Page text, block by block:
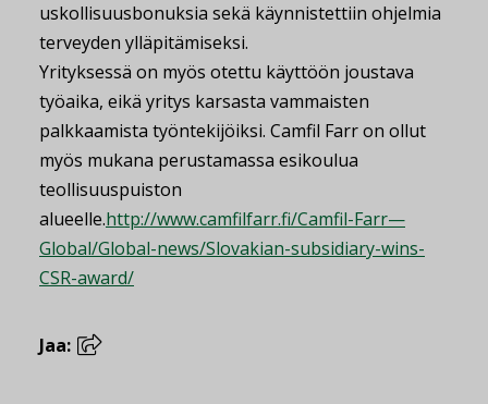
uskollisuusbonuksia sekä käynnistettiin ohjelmia
terveyden ylläpitämiseksi.
Yrityksessä on myös otettu käyttöön joustava
työaika, eikä yritys karsasta vammaisten
palkkaamista työntekijöiksi. Camfil Farr on ollut
myös mukana perustamassa esikoulua
teollisuuspuiston
alueelle.http://www.camfilfarr.fi/Camfil-Farr—
Global/Global-news/Slovakian-subsidiary-wins-
CSR-award/
Jaa: